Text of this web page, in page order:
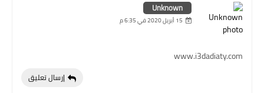
Unknown
15 أبريل 2020 في 6:35 م
www.i3dadiaty.com
إرسال تعليق